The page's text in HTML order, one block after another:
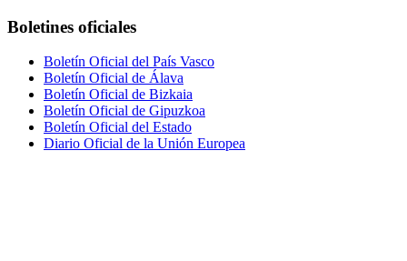
Boletines oficiales
Boletín Oficial del País Vasco
Boletín Oficial de Álava
Boletín Oficial de Bizkaia
Boletín Oficial de Gipuzkoa
Boletín Oficial del Estado
Diario Oficial de la Unión Europea